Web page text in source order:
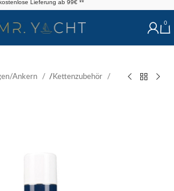
kostenlose Lieferung ab 99€ **
0
Ankern /Kettenzubehör